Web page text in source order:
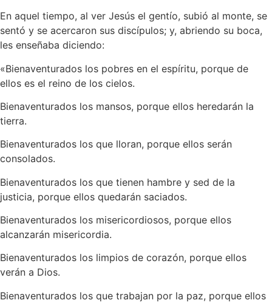
En aquel tiempo, al ver Jesús el gentío, subió al monte, se
sentó y se acercaron sus discípulos; y, abriendo su boca,
les enseñaba diciendo:
«Bienaventurados los pobres en el espíritu, porque de
ellos es el reino de los cielos.
Bienaventurados los mansos, porque ellos heredarán la
tierra.
Bienaventurados los que lloran, porque ellos serán
consolados.
Bienaventurados los que tienen hambre y sed de la
justicia, porque ellos quedarán saciados.
Bienaventurados los misericordiosos, porque ellos
alcanzarán misericordia.
Bienaventurados los limpios de corazón, porque ellos
verán a Dios.
Bienaventurados los que trabajan por la paz, porque ellos